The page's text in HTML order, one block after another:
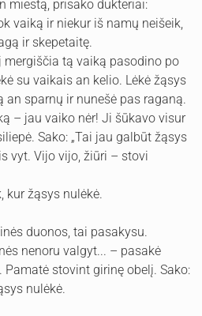
miestą, prisako dukteriai:
vaiką ir niekur iš namų neišeik,
ir skepetaitę.
tą vaiką pasodino po
su vaikais an kelio. Lėkė žąsys
an sparnų ir nunešė pas raganą.
– jau vaiko nėr! Ji šūkavo visur
Sako: „Tai jau galbūt žąsys
vyt. Vijo vijo, žiūri – stovi
kur žąsys nulėkė.
duonos, tai pasakysu.
nenoru valgyt... – pasakė
stovint girinę obelį. Sako:
nulėkė.